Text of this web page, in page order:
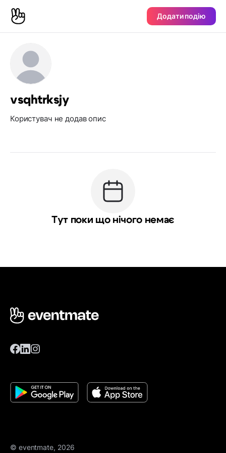
Додати подію
vsqhtrksjy
Користувач не додав опис
Тут поки що нічого немає
© eventmate, 2026